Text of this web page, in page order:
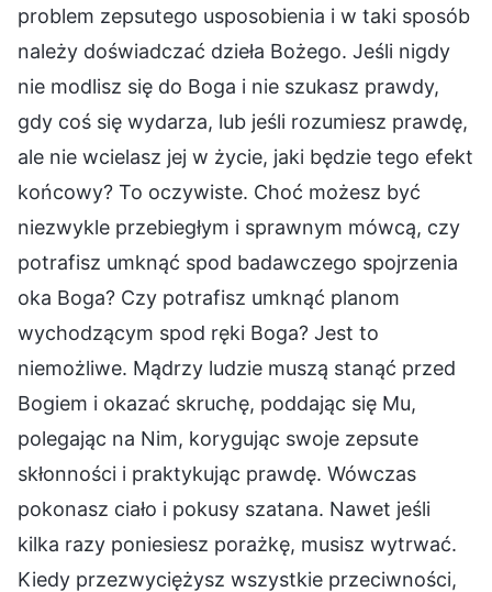
problem zepsutego usposobienia i w taki sposób
należy doświadczać dzieła Bożego. Jeśli nigdy
nie modlisz się do Boga i nie szukasz prawdy,
gdy coś się wydarza, lub jeśli rozumiesz prawdę,
ale nie wcielasz jej w życie, jaki będzie tego efekt
końcowy? To oczywiste. Choć możesz być
niezwykle przebiegłym i sprawnym mówcą, czy
potrafisz umknąć spod badawczego spojrzenia
oka Boga? Czy potrafisz umknąć planom
wychodzącym spod ręki Boga? Jest to
niemożliwe. Mądrzy ludzie muszą stanąć przed
Bogiem i okazać skruchę, poddając się Mu,
polegając na Nim, korygując swoje zepsute
skłonności i praktykując prawdę. Wówczas
pokonasz ciało i pokusy szatana. Nawet jeśli
kilka razy poniesiesz porażkę, musisz wytrwać.
Kiedy przezwyciężysz wszystkie przeciwności,